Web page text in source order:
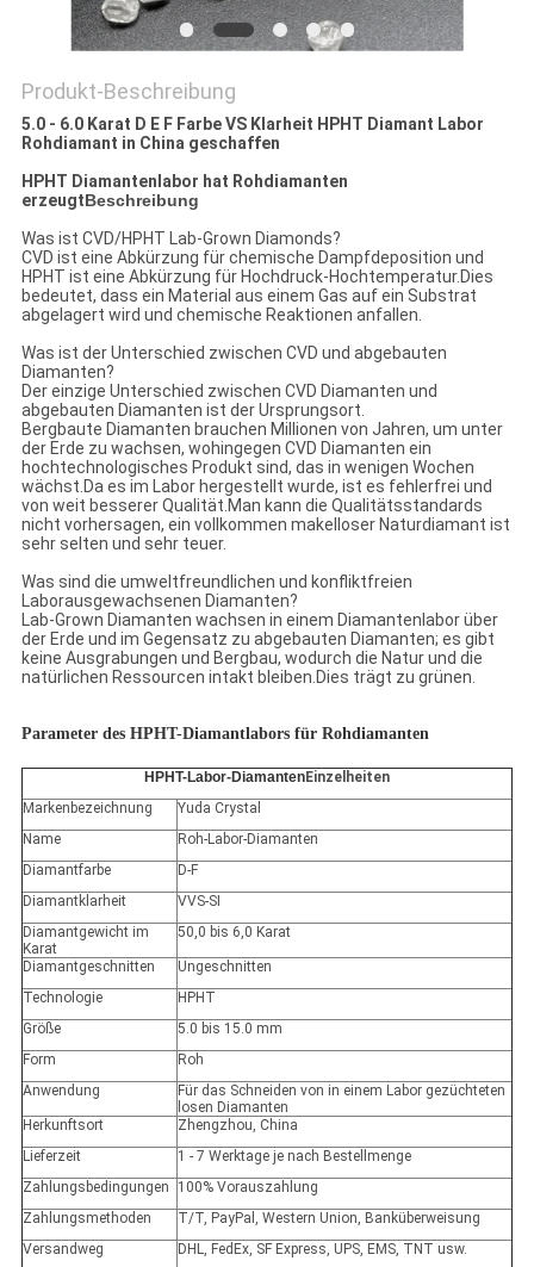
Produkt-Beschreibung
5.0 - 6.0 Karat D E F Farbe VS Klarheit HPHT Diamant Labor
Rohdiamant in China geschaffen
HPHT Diamantenlabor hat Rohdiamanten
erzeugtBeschreibung
Was ist CVD/HPHT Lab-Grown Diamonds?
CVD ist eine Abkürzung für chemische Dampfdeposition und
HPHT ist eine Abkürzung für Hochdruck-Hochtemperatur.Dies
bedeutet, dass ein Material aus einem Gas auf ein Substrat
abgelagert wird und chemische Reaktionen anfallen.
Was ist der Unterschied zwischen CVD und abgebauten
Diamanten?
Der einzige Unterschied zwischen CVD Diamanten und
abgebauten Diamanten ist der Ursprungsort.
Bergbaute Diamanten brauchen Millionen von Jahren, um unter
der Erde zu wachsen, wohingegen CVD Diamanten ein
hochtechnologisches Produkt sind, das in wenigen Wochen
wächst.Da es im Labor hergestellt wurde, ist es fehlerfrei und
von weit besserer Qualität.Man kann die Qualitätsstandards
nicht vorhersagen, ein vollkommen makelloser Naturdiamant ist
sehr selten und sehr teuer.
Was sind die umweltfreundlichen und konfliktfreien
Laborausgewachsenen Diamanten?
Lab-Grown Diamanten wachsen in einem Diamantenlabor über
der Erde und im Gegensatz zu abgebauten Diamanten; es gibt
keine Ausgrabungen und Bergbau, wodurch die Natur und die
natürlichen Ressourcen intakt bleiben.Dies trägt zu grünen.
Parameter des HPHT-Diamantlabors für Rohdiamanten
HPHT-Labor-DiamantenEinzelheiten
Markenbezeichnung
Yuda Crystal
Name
Roh-Labor-Diamanten
Diamantfarbe
D-F
Diamantklarheit
VVS-SI
Diamantgewicht im
Karat
50,0 bis 6,0 Karat
Diamantgeschnitten
Ungeschnitten
Technologie
HPHT
Größe
5.0 bis 15.0 mm
Form
Roh
Anwendung
Für das Schneiden von in einem Labor gezüchteten
losen Diamanten
Herkunftsort
Zhengzhou, China
Lieferzeit
1 - 7 Werktage je nach Bestellmenge
Zahlungsbedingungen
100% Vorauszahlung
Zahlungsmethoden
T/T, PayPal, Western Union, Banküberweisung
Versandweg
DHL, FedEx, SF Express, UPS, EMS, TNT usw.